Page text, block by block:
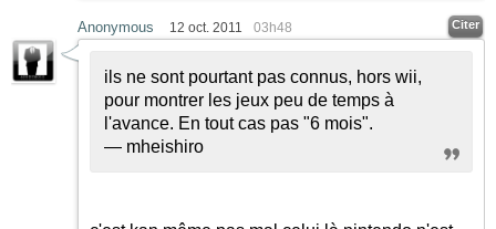
Anonymous 12 oct. 2011 03h48 Citer
ils ne sont pourtant pas connus, hors wii,
pour montrer les jeux peu de temps à
l'avance. En tout cas pas "6 mois".
— mheishiro